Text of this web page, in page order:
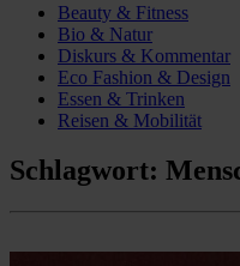
Beauty & Fitness
Bio & Natur
Diskurs & Kommentar
Eco Fashion & Design
Essen & Trinken
Reisen & Mobilität
Schlagwort: